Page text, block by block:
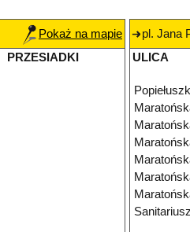
Pokaż na mapie
PRZESIADKI
pl. Jana
ULICA